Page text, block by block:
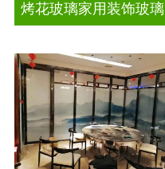
烤花玻璃家用装饰玻璃